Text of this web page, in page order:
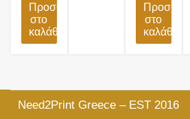
Προσθήκη
στο
καλάθι
Προσθήκη
στο
καλάθι
Need2Print Greece – EST 2016